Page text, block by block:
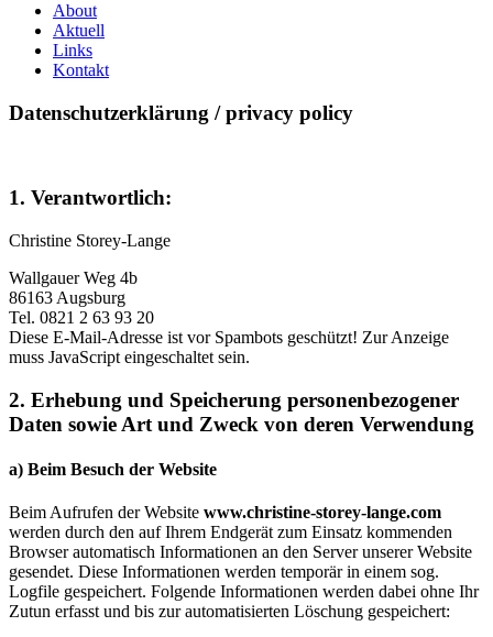
About
Aktuell
Links
Kontakt
Datenschutzerklärung / privacy policy
1. Verantwortlich:
Christine Storey-Lange
Wallgauer Weg 4b
86163 Augsburg
Tel. 0821 2 63 93 20
Diese E-Mail-Adresse ist vor Spambots geschützt! Zur Anzeige
muss JavaScript eingeschaltet sein.
2. Erhebung und Speicherung personenbezogener
Daten sowie Art und Zweck von deren Verwendung
a) Beim Besuch der Website
Beim Aufrufen der Website www.christine-storey-lange.com
werden durch den auf Ihrem Endgerät zum Einsatz kommenden
Browser automatisch Informationen an den Server unserer Website
gesendet. Diese Informationen werden temporär in einem sog.
Logfile gespeichert. Folgende Informationen werden dabei ohne Ihr
Zutun erfasst und bis zur automatisierten Löschung gespeichert: